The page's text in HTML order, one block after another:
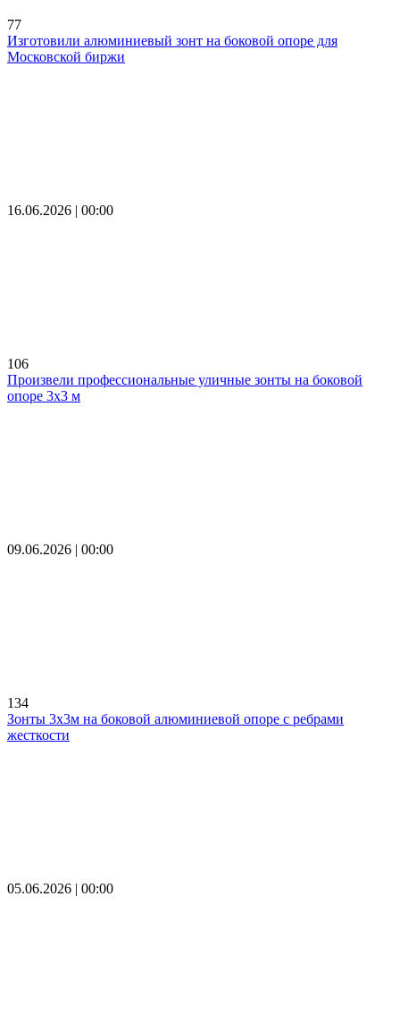
77
Изготовили алюминиевый зонт на боковой опоре для
Московской биржи
16.06.2026 | 00:00
106
Произвели профессиональные уличные зонты на боковой
опоре 3х3 м
09.06.2026 | 00:00
134
Зонты 3х3м на боковой алюминиевой опоре с ребрами
жесткости
05.06.2026 | 00:00